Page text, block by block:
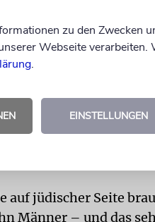
Richard Studer.
inzwischen im Haus
statt. »Dies sind
Pfarrerin gestaltet
auf jüdischer Seite
Männer – und das
zu den Zwecken
Webseite
.
EINSTELLUNGEN